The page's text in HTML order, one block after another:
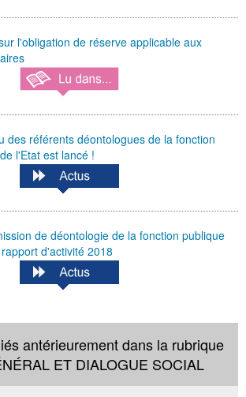
l'obligation de réserve applicable aux
des référents déontologues de la fonction
l'Etat est lancé !
de déontologie de la fonction publique
d'activité 2018
antérieurement dans la rubrique
ET DIALOGUE SOCIAL